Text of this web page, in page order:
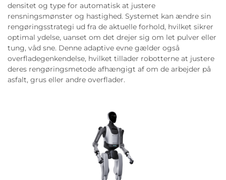
densitet og type for automatisk at justere
rensningsmønster og hastighed. Systemet kan ændre sin
rengøringsstrategi ud fra de aktuelle forhold, hvilket sikrer
optimal ydelse, uanset om det drejer sig om let pulver eller
tung, våd sne. Denne adaptive evne gælder også
overfladegenkendelse, hvilket tillader robotterne at justere
deres rengøringsmetode afhængigt af om de arbejder på
asfalt, grus eller andre overflader.